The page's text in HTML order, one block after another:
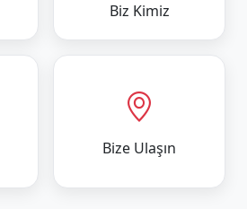
Biz Kimiz
Bize Ulaşın